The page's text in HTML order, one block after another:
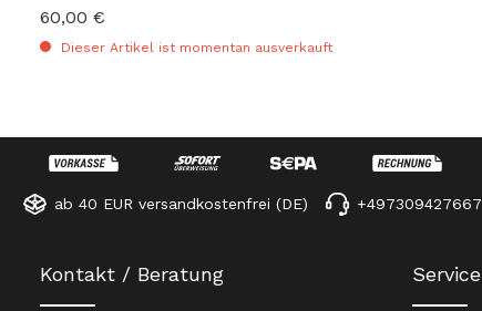
Regulärer Preis:
60,00 €
Dieser Artikel ist momentan ausverkauft
ab 40 EUR versandkostenfrei (DE) +497309427667
Kontakt / Beratung Service